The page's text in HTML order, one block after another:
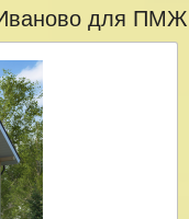
для ПМЖ